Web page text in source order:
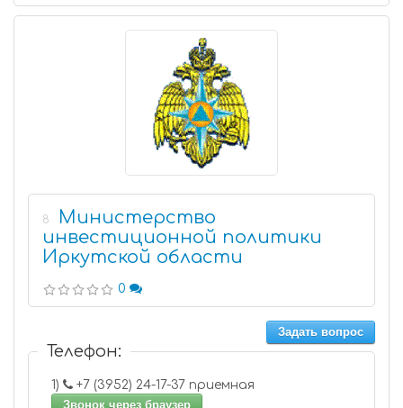
8
Министерство
инвестиционной политики
Иркутской области
0
Задать вопрос
Телефон:
1)
+7 (3952) 24-17-37 приемная
Звонок через браузер